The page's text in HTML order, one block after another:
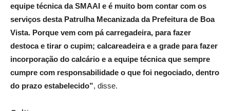
equipe técnica da SMAAI e é muito bom contar com os
serviços desta Patrulha Mecanizada da Prefeitura de Boa
Vista. Porque vem com pá carregadeira, para fazer
destoca e tirar o cupim; calcareadeira e a grade para fazer
incorporação do calcário e a equipe técnica que sempre
cumpre com responsabilidade o que foi negociado, dentro
do prazo estabelecido”, disse.